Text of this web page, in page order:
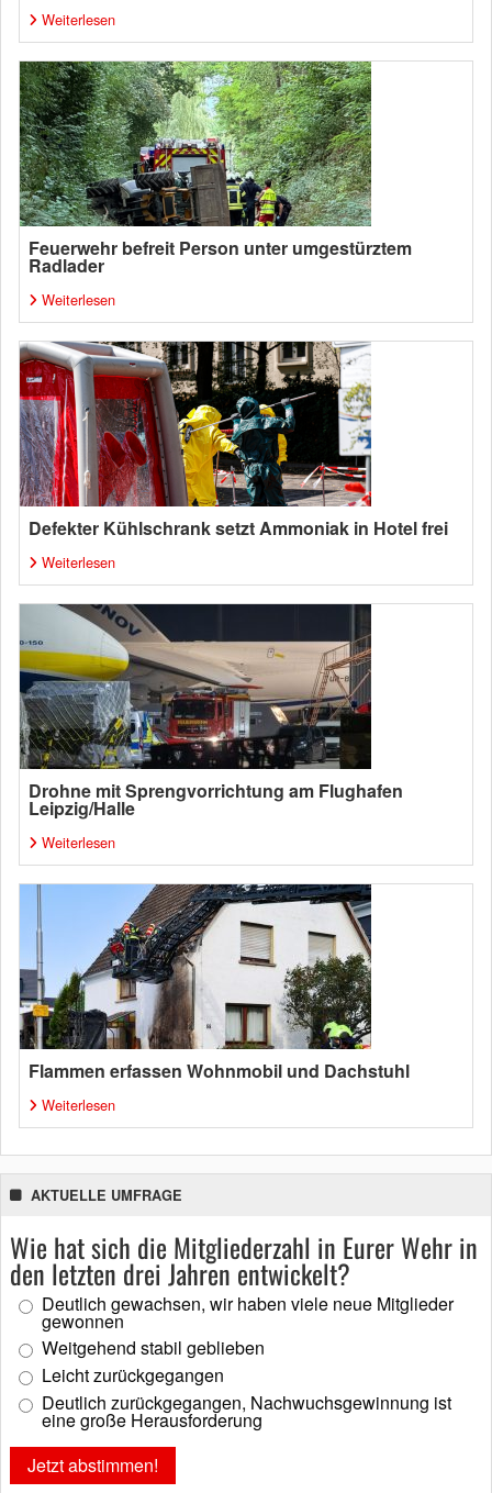
Weiterlesen
Feuerwehr befreit Person unter umgestürztem
Radlader
Weiterlesen
Defekter Kühlschrank setzt Ammoniak in Hotel frei
Weiterlesen
Drohne mit Sprengvorrichtung am Flughafen
Leipzig/Halle
Weiterlesen
Flammen erfassen Wohnmobil und Dachstuhl
Weiterlesen
AKTUELLE UMFRAGE
Wie hat sich die Mitgliederzahl in Eurer Wehr in
den letzten drei Jahren entwickelt?
Deutlich gewachsen, wir haben viele neue Mitglieder
gewonnen
Weitgehend stabil geblieben
Leicht zurückgegangen
Deutlich zurückgegangen, Nachwuchsgewinnung ist
eine große Herausforderung